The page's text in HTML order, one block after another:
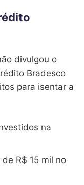
divulgou o
Bradesco
para isentar a
na
R$ 15 mil no